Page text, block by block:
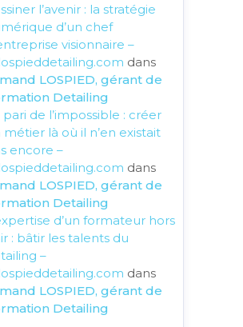
l’avenir : la stratégie
d’un chef
visionnaire –
dans
LOSPIED, gérant de
Detailing
pari de l’impossible : créer
métier là où il n’en existait
encore –
dans
LOSPIED, gérant de
Detailing
d’un formateur hors
: bâtir les talents du
–
dans
LOSPIED, gérant de
Detailing